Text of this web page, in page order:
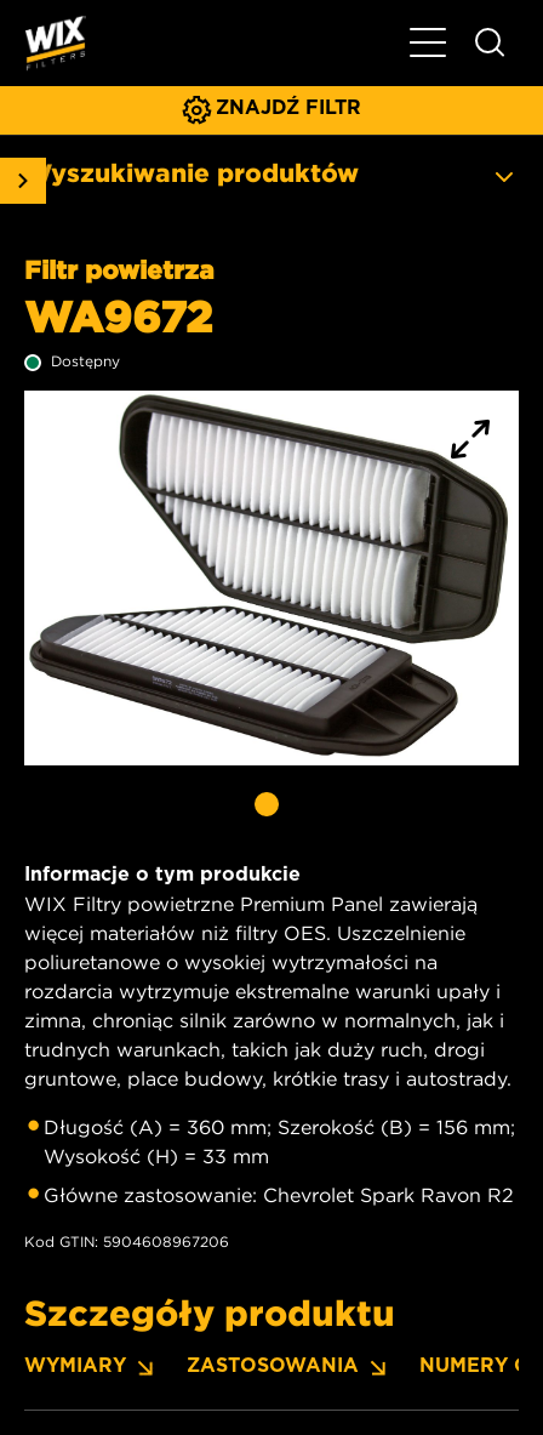
Pokaż/ukryj
ZNAJDŹ FILTR
Wyszukiwanie produktów
Filtr powietrza
WA9672
Dostępny
Informacje o tym produkcie
WIX Filtry powietrzne Premium Panel zawierają
więcej materiałów niż filtry OES. Uszczelnienie
poliuretanowe o wysokiej wytrzymałości na
rozdarcia wytrzymuje ekstremalne warunki upały i
zimna, chroniąc silnik zarówno w normalnych, jak i
trudnych warunkach, takich jak duży ruch, drogi
gruntowe, place budowy, krótkie trasy i autostrady.
Długość (A) = 360 mm; Szerokość (B) = 156 mm;
Wysokość (H) = 33 mm
Główne zastosowanie: Chevrolet Spark Ravon R2
Kod GTIN: 5904608967206
Szczegóły produktu
WYMIARY ZASTOSOWANIA NUMERY OE